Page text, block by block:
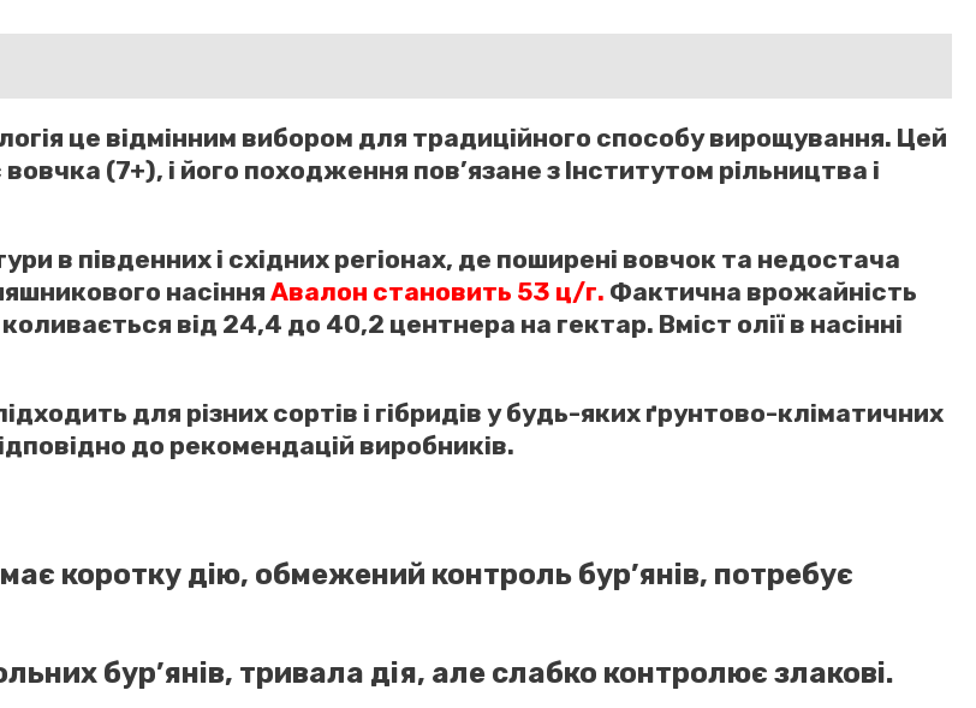
технологія
це відмінним вибором для традиційного способу вирощування. Цей
(7+), і його походження пов’язане з Інститутом рільництва і
в південних і східних регіонах, де поширені вовчок та недостача
насіння Авалон становить 53 ц/г. Фактична врожайність
від 24,4 до 40,2 центнера на гектар. Вміст олії в насінні
для різних сортів і гібридів у будь-яких ґрунтово-кліматичних
до рекомендацій виробників.
коротку дію, обмежений контроль бур’янів, потребує
бур’янів, тривала дія, але слабко контролює злакові.